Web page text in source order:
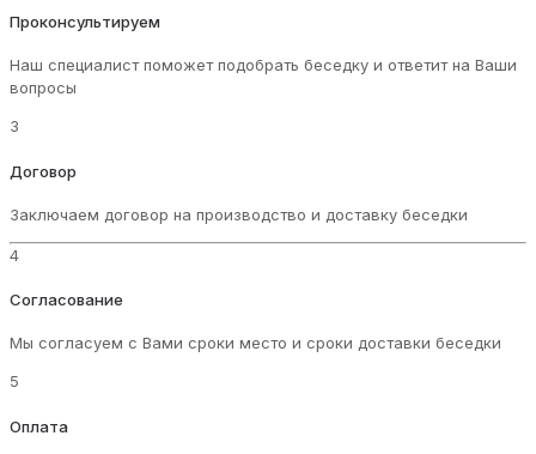
Проконсультируем
Наш специалист поможет подобрать беседку и ответит на Ваши
вопросы
3
Договор
Заключаем договор на производство и доставку беседки
4
Согласование
Мы согласуем с Вами сроки место и сроки доставки беседки
5
Оплата